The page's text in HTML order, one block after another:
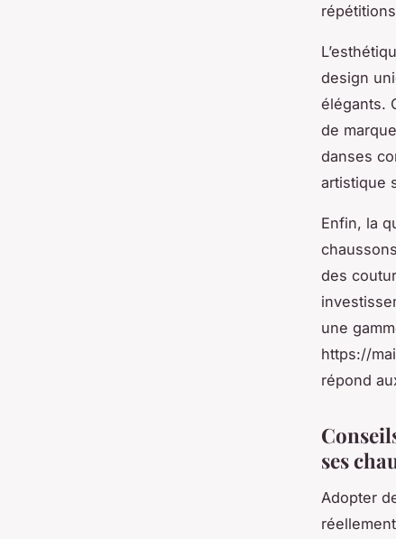
design
élégants.
de
danses
artistique
Enfin, la
des
une
https://
répond
ses
Adopter